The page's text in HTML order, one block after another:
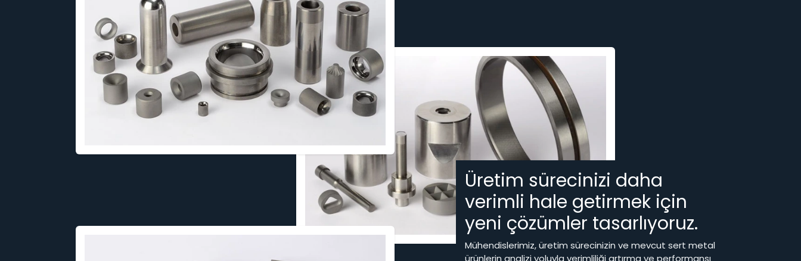
Üretim sürecinizi daha
verimli hale getirmek için
yeni çözümler tasarlıyoruz.
Mühendislerimiz, üretim sürecinizin ve mevcut sert metal
ürünlerin analizi yoluyla verimliliği artırma ve performansı